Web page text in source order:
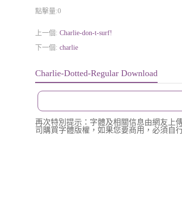
點擊量:0
上一個: Charlie-don-t-surf!
下一個: charlie
Charlie-Dotted-Regular Download
再次特別提示：字體及相關信息由網友上
司購買字體版權，如果您要商用，必須自